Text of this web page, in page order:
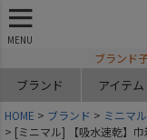
MENU
ブランド
ブランド アイテム
HOME ブランド
ミニマル
[ミニマル] 【吸水速乾】